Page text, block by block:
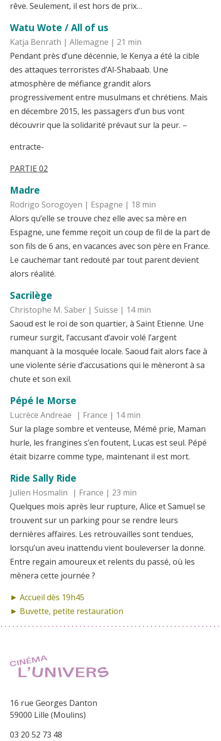
rêve. Seulement, il est hors de prix…
Watu Wote / All of us
Katja Benrath | Allemagne | 21 min
Pendant près d’une décennie, le Kenya a été la cible
des attaques terroristes d’Al-Shabaab. Une
atmosphère de méfiance grandit alors
progressivement entre musulmans et chrétiens. Mais
en décembre 2015, les passagers d’un bus vont
découvrir que la solidarité prévaut sur la peur. –
entracte-
PARTIE 02
Madre
Rodrigo Sorogoyen | Espagne | 18 min
Alors qu’elle se trouve chez elle avec sa mère en
Espagne, une femme reçoit un coup de fil de la part de
son fils de 6 ans, en vacances avec son père en France.
Le cauchemar tant redouté par tout parent devient
alors réalité.
Sacrilège
Christophe M. Saber | Suisse | 14 min
Saoud est le roi de son quartier, à Saint Etienne. Une
rumeur surgit, l’accusant d’avoir volé l’argent
manquant à la mosquée locale. Saoud fait alors face à
une violente série d’accusations qui le mèneront à sa
chute et son exil.
Pépé le Morse
Lucrèce Andreae | France | 14 min
Sur la plage sombre et venteuse, Mémé prie, Maman
hurle, les frangines s’en foutent, Lucas est seul. Pépé
était bizarre comme type, maintenant il est mort.
Ride Sally Ride
Julien Hosmalin | France | 23 min
Quelques mois après leur rupture, Alice et Samuel se
trouvent sur un parking pour se rendre leurs
dernières affaires. Les retrouvailles sont tendues,
lorsqu’un aveu inattendu vient bouleverser la donne.
Entre regain amoureux et relents du passé, où les
mènera cette journée ?
► Accueil dès 19h45
► Buvette, petite restauration
16 rue Georges Danton
59000 Lille (Moulins)
03 20 52 73 48